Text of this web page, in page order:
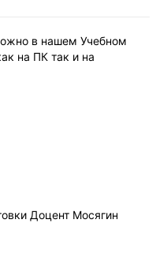
в нашем Учебном
на ПК так и на
Доцент Мосягин